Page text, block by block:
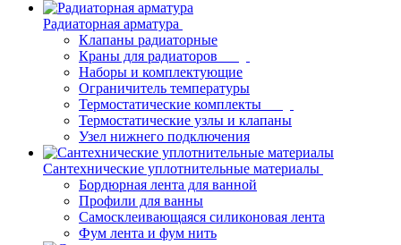
Радиаторная арматура
Клапаны радиаторные
Краны для радиаторов
Наборы и комплектующие
Ограничитель температуры
Термостатические комплекты
Термостатические узлы и клапаны
Узел нижнего подключения
Сантехнические уплотнительные материалы
Бордюрная лента для ванной
Профили для ванны
Самосклеивающаяся силиконовая лента
Фум лента и фум нить